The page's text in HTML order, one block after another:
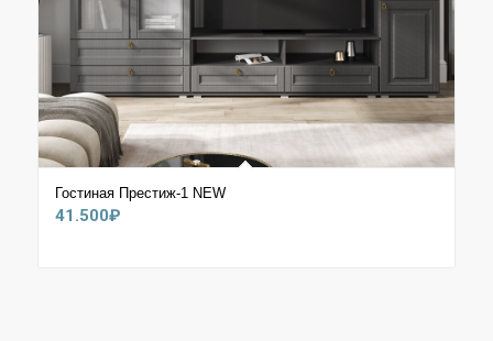
Гостиная Престиж-1 NEW
41.500₽